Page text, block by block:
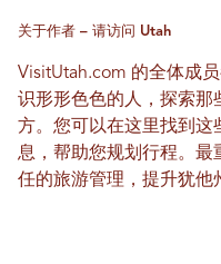
关于作者 – 请访问 Utah
VisitUtah.com 的全体成
识形形色色的人，探索那
方。您可以在这里找到这
息，帮助您规划行程。最
任的旅游管理，提升犹他